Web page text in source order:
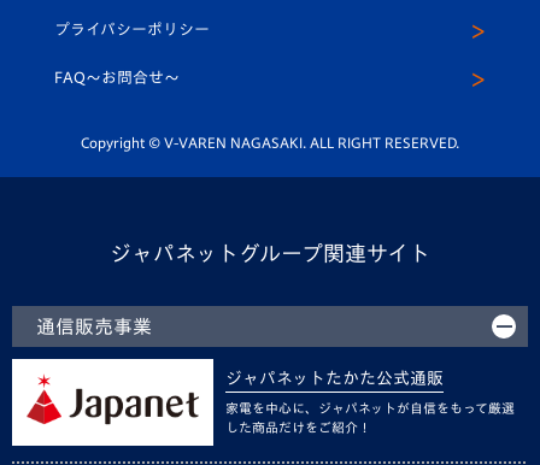
平和祈念活動
ホームタウン活動
スクール
公式LINE＠
プライバシーポリシー
FAQ〜お問合せ〜
Copyright © V-VAREN NAGASAKI. ALL RIGHT RESERVED.
ジャパネットグループ関連サイト
通信販売事業
ジャパネットたかた公式通販
家電を中心に、ジャパネットが自信をもって厳選
した商品だけをご紹介！